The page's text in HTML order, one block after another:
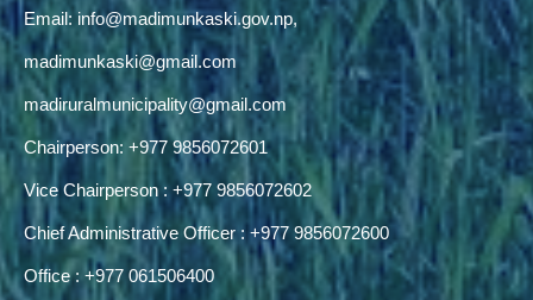
Email: info@madimunkaski.gov.np,
madimunkaski@gmail.com
madiruralmunicipality@gmail.com
Chairperson: +977 9856072601
Vice Chairperson : +977 9856072602
Chief Administrative Officer : +977 9856072600
Office : +977 061506400